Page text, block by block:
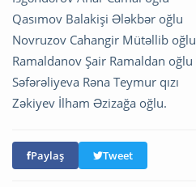
Qasımov Balakişi Ələkbər oğlu
Novruzov Cahangir Mütəllib oğlu
Ramaldanov Şair Ramaldan oğlu
Səfərəliyeva Rəna Teymur qızı
Zəkiyev İlham Əzizağa oğlu.
Paylaş Tweet